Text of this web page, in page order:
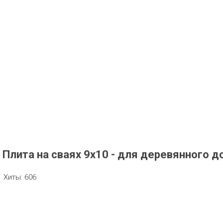
Плита на сваях 9х10 - для деревянного
Хиты: 606